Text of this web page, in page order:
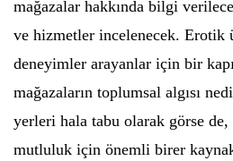
mağazalar hakkında bilgi
ve hizmetler incelenecek. Erotik
deneyimler arayanlar için bir
mağazaların toplumsal algısı
yerleri hala tabu olarak görse de,
mutluluk için önemli birer